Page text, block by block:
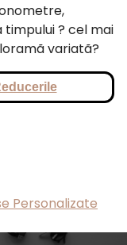
? cel mai
variatã?
Personalizate